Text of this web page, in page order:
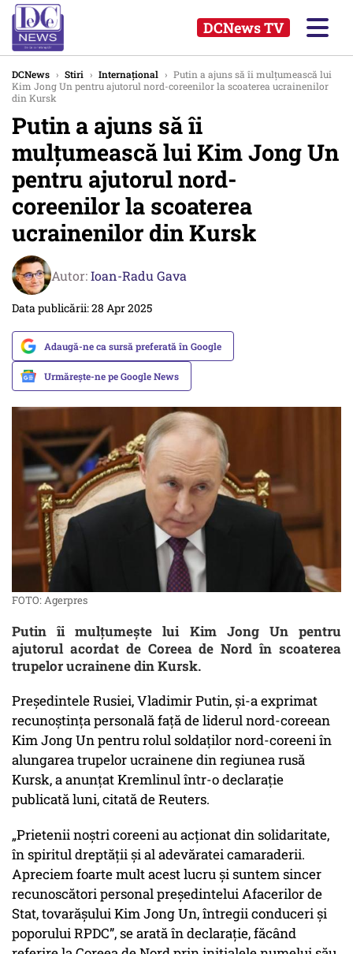
DCNews TV
DCNews › Stiri › Internațional › Putin a ajuns să îi mulțumească lui
Kim Jong Un pentru ajutorul nord-coreenilor la scoaterea ucrainenilor
din Kursk
Putin a ajuns să îi
mulțumească lui Kim Jong Un
pentru ajutorul nord-
coreenilor la scoaterea
ucrainenilor din Kursk
Autor:Ioan-Radu Gava
Data publicării: 28 Apr 2025
Adaugă-ne ca sursă preferată în Google
Urmărește-ne pe Google News
FOTO: Agerpres
Putin îi mulțumește lui Kim Jong Un pentru
ajutorul acordat de Coreea de Nord în scoaterea
trupelor ucrainene din Kursk.
Președintele Rusiei, Vladimir Putin, și-a exprimat
recunoștința personală față de liderul nord-coreean
Kim Jong Un pentru rolul soldaților nord-coreeni în
alungarea trupelor ucrainene din regiunea rusă
Kursk, a anunțat Kremlinul într-o declarație
publicată luni, citată de Reuters.
„Prietenii noștri coreeni au acționat din solidaritate,
în spiritul dreptății și al adevăratei camaraderii.
Apreciem foarte mult acest lucru și suntem sincer
recunoscători personal președintelui Afacerilor de
Stat, tovarășului Kim Jong Un, întregii conduceri și
poporului RPDC”, se arată în declarație, făcând